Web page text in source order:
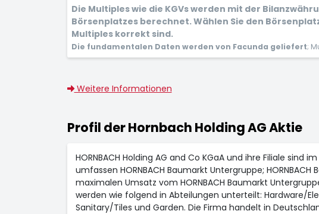
Die Multiples wie die KGVs werden mit der
Börsenplatzes berechnet. Wählen Sie den
Multiples korrekt sind.
Die fundamentalen Daten werden von Facunda geliefert;
Weitere Informationen
Profil der Hornbach Holding AG Aktie
HORNBACH Holding AG and Co KGaA und ihre Filiale
umfassen HORNBACH Baumarkt Untergruppe;
maximalen Umsatz vom HORNBACH Baumarkt
werden wie folgend in Abteilungen unterteilt: Hardware/
Sanitary/Tiles und Garden. Die Firma handelt in